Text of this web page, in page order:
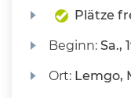
Plätze
Beginn:Sa.,
Ort: Lemgo,